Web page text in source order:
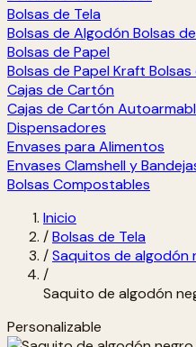
Bolsas de Tela
Bolsas de Algodón Bolsas
Bolsas de Papel
Bolsas de Papel Kraft Bolsas
Cajas de Cartón
Cajas de Cartón
Dispensadores
Envases para Alimentos
Envases Clamshell y
Bolsas Compostables
Inicio
/Bolsas de Tela
/Saquitos de algodón
/
Saquito de algodón
Personalizable